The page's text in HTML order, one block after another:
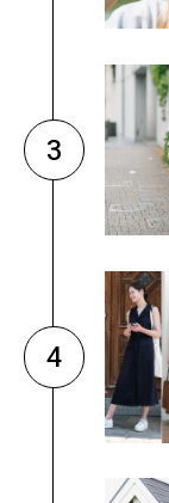
3
4